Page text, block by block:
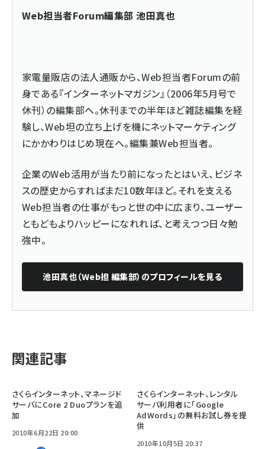
Web担当者Forum編集部 池田真也
家電量販店の法人通販から、Web担当者Forumの前
身である『インターネットマガジン』（2006年5月号で
休刊）の編集部へ。休刊までの半年ほど雑誌編集を経
験し、Web坦の立ち上げを機にネットマーケティング
にかかわりはじめ現在へ。編集兼Web担当者。
企業のWeb活用が当たり前になったとはいえ、ビジネ
スの歴史からすればまだ10数年ほど。それを支える
Web担当者の仕事がもっと世の中に広まり、ユーザー
ともどもよりハッピーになれれば、と考えつつ日々勉
強中。
池田真也（Web担 編集部） のプロフィールを見る
関連記事
さくらインターネット、マネージド
サーバにCore 2 Duoプランを追
加
2010年6月22日 20:00
さくらインターネット、レンタル
サーバ利用者に「Google
AdWords」の無料お試し券を提
供
2010年10月5日 20:37